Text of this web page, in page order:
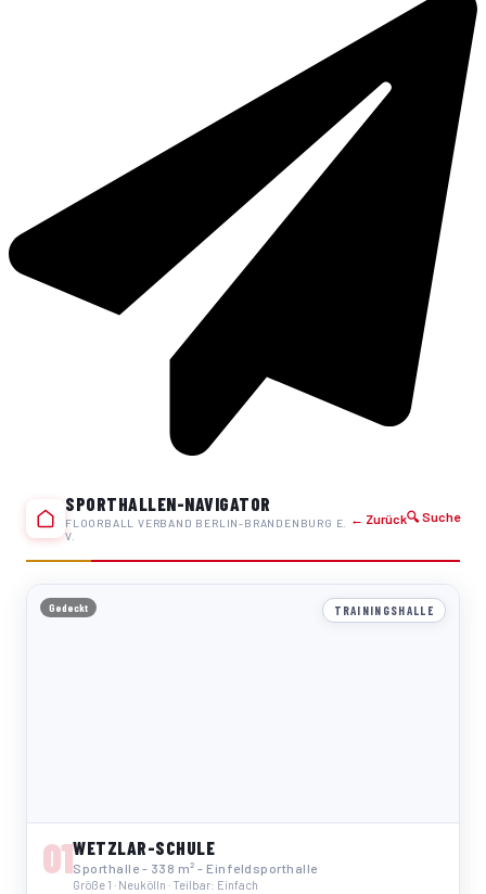
SPORTHALLEN-NAVIGATOR
FLOORBALL VERBAND BERLIN-BRANDENBURG E.
V.
← Zurück🔍 Suche
TRAININGSHALLE
Gedeckt
01WETZLAR-SCHULE
Sporthalle - 338 m² - Einfeldsporthalle
Größe 1 · Neukölln · Teilbar: Einfach